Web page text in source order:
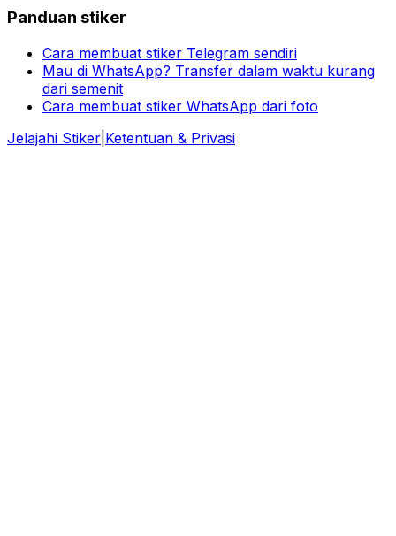
Panduan stiker
Cara membuat stiker Telegram sendiri
Mau di WhatsApp? Transfer dalam waktu kurang
dari semenit
Cara membuat stiker WhatsApp dari foto
Jelajahi Stiker Ketentuan & Privasi